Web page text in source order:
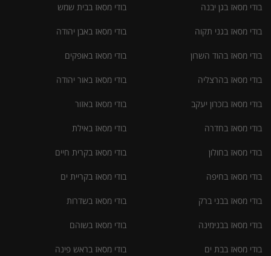
בודי מסאז בגן יבנה
בודי מסאז בגני תקוה
בודי מסאז בהוד השרון
בודי מסאז בהרצליה
בודי מסאז בזכרון יעקב
בודי מסאז בחדרה
בודי מסאז בחולון
בודי מסאז בחיפה
בודי מסאז בבני ברק
בודי מסאז בבנימינה
בודי מסאז בבת ים
בודי מסאז בבית שמש
בודי מסאז באבן יהודה
בודי מסאז באופקים
בודי מסאז באור יהודה
בודי מסאז באזור
בודי מסאז באילת
בודי מסאז בקרית חיים
בודי מסאז בקריית ים
בודי מסאז בשדרות
בודי מסאז בשוהם
בודי מסאז בראש פינה